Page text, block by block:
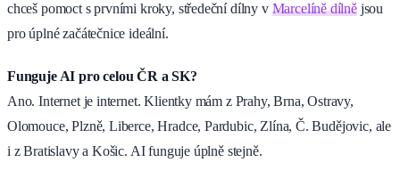
chceš pomoct s prvními kroky, středeční dílny v Marcelíně dílnějsou
pro úplné začátečnice ideální.
Funguje AI pro celou ČR a SK?
Ano. Internet je internet. Klientky mám z Prahy, Brna, Ostravy,
Olomouce, Plzně, Liberce, Hradce, Pardubic, Zlína, Č. Budějovic, ale
i z Bratislavy a Košic. AI funguje úplně stejně.